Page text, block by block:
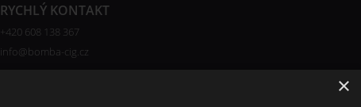
RYCHLÝ KONTAKT
+420 608 138 367
info@bomba-cig.cz
×